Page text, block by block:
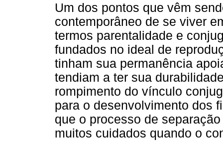
Um dos pontos que vêm
contemporâneo de se viver
termos parentalidade e
fundados no ideal de
tinham sua permanência
tendiam a ter sua
rompimento do vínculo
para o desenvolvimento dos
que o processo de
muitos cuidados quando o